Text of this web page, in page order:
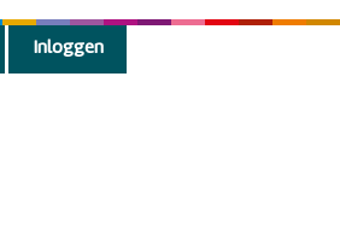
Inloggen